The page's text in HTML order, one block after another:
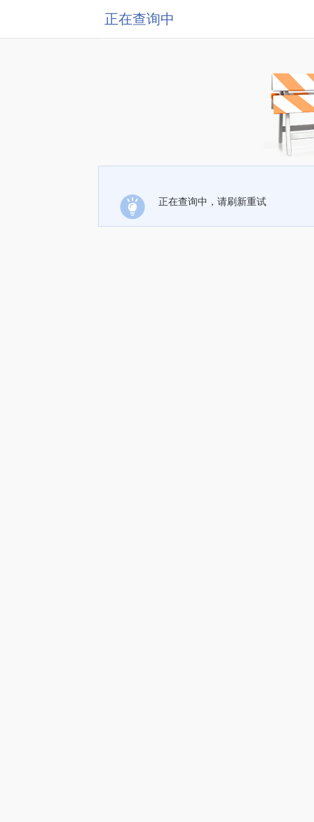
正在查询中
正在查询中，请刷新重试